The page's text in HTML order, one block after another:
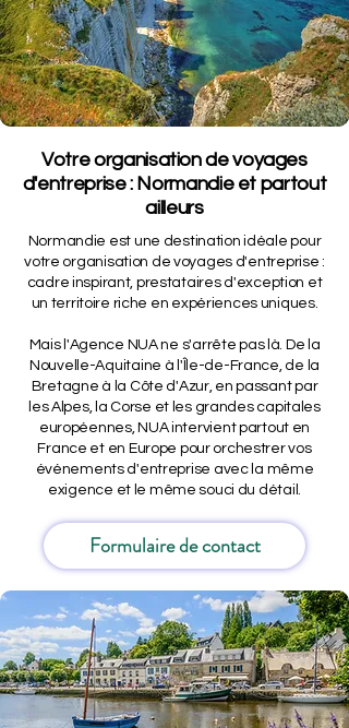
Votre organisation de voyages
d'entreprise : Normandie et partout
ailleurs
Normandie est une destination idéale pour
votre organisation de voyages d'entreprise :
cadre inspirant, prestataires d'exception et
un territoire riche en expériences uniques.
Mais l'Agence NUA ne s'arrête pas là. De la
Nouvelle-Aquitaine à l'Île-de-France, de la
Bretagne à la Côte d'Azur, en passant par
les Alpes, la Corse et les grandes capitales
européennes, NUA intervient partout en
France et en Europe pour orchestrer vos
événements d'entreprise avec la même
exigence et le même souci du détail.
Formulaire de contact